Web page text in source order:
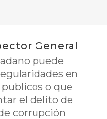
General
puede
en
o que
el delito de
corrupción